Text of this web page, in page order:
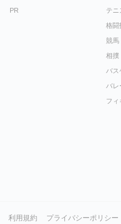
PR テニ
格闘
競馬
相撲
バス
バレ
フィ
利用規約 プライバシーポリシー